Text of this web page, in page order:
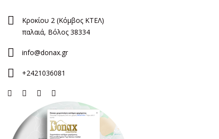
Κροκίου 2 (Κόμβος ΚΤΕΛ)
παλαιά, Βόλος 38334
info@donax.gr
+2421036081